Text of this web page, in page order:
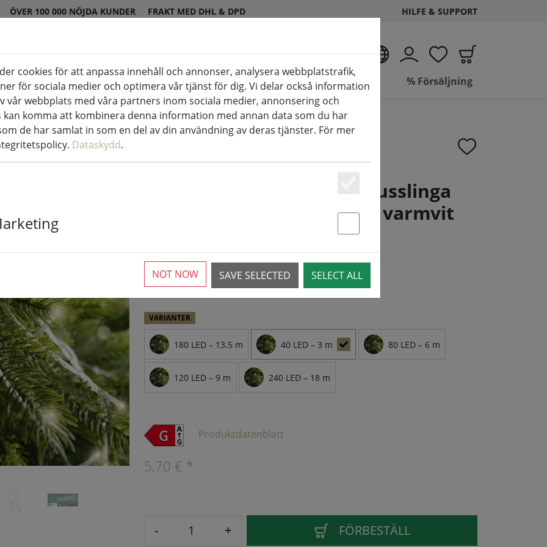
ÖVER 100 000 NÖJDA KUNDER FRAKT MED DHL & DPD HILFE & SUPPORT
SV
inomhus & utomhus
Kök & mat Boende Badrum % Försäljning
Kaemingk Lumineo LED ljusslinga
Basic med dimmer 40 LED varmvit
utomhus 3 m transparent
Available again from 16.10.26 - preorder now!
VARIANTER
180 LED – 13.5 m 40 LED – 3 m 80 LED – 6 m
120 LED – 9 m 240 LED – 18 m
Produktdatenblatt
5,70 € *
- + FÖRBESTÄLL
cookies för att anpassa innehåll och annonser, analysera webbplatstrafik,
för sociala medier och optimera vår tjänst för dig. Vi delar också information
vår webbplats med våra partners inom sociala medier, annonsering och
kan komma att kombinera denna information med annan data som du har
de har samlat in som en del av din användning av deras tjänster. För mer
Dataskydd.
Essenziell
SAVE SELECTED SELECT ALL
NOT NOW